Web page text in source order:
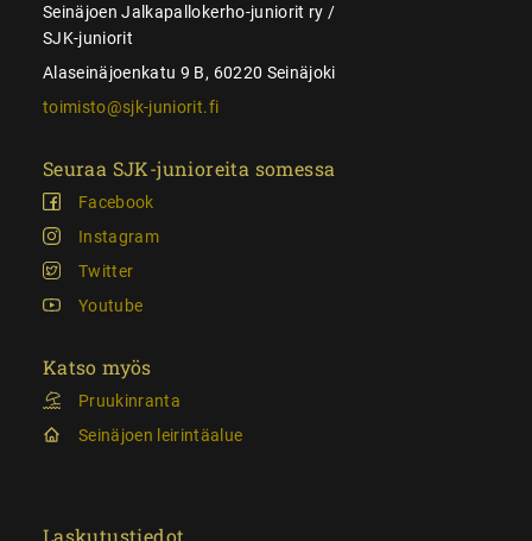
Seinäjoen Jalkapallokerho-juniorit ry /
SJK-juniorit
Alaseinäjoenkatu 9 B, 60220 Seinäjoki
toimisto@sjk-juniorit.fi
Seuraa SJK-junioreita somessa
Facebook
Instagram
Twitter
Youtube
Katso myös
Pruukinranta
Seinäjoen leirintäalue
Laskutustiedot